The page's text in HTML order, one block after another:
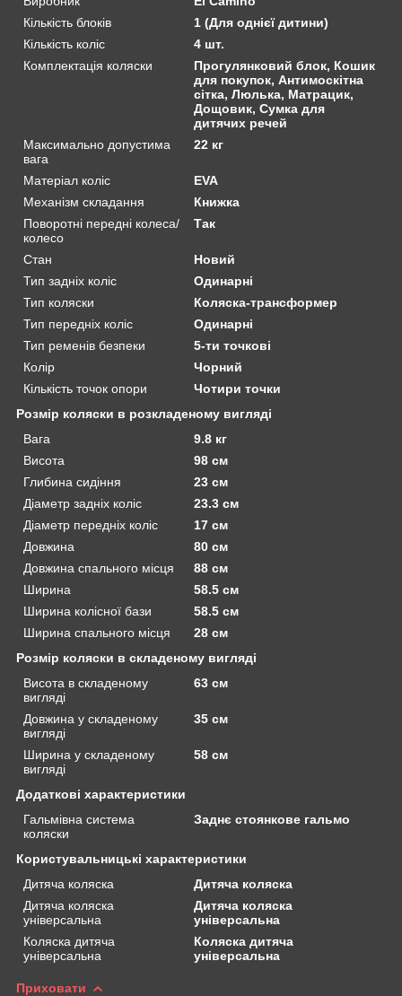
Кількість блоків
1 (Для однієї дитини)
Кількість коліс
4 шт.
Комплектація коляски
Прогулянковий блок, Кошик
для покупок, Антимоскітна
сітка, Люлька, Матрацик,
Дощовик, Сумка для
дитячих речей
Максимально допустима
вага
22 кг
Матеріал коліс
EVA
Механізм складання
Книжка
Поворотні передні колеса/
колесо
Так
Стан
Новий
Тип задніх коліс
Одинарні
Тип коляски
Коляска-трансформер
Тип передніх коліс
Одинарні
Тип ременів безпеки
5-ти точкові
Колір
Чорний
Кількість точок опори
Чотири точки
Розмір коляски в розкладеному вигляді
Вага
9.8 кг
Висота
98 см
Глибина сидіння
23 см
Діаметр задніх коліс
23.3 см
Діаметр передніх коліс
17 см
Довжина
80 см
Довжина спального місця
88 см
Ширина
58.5 см
Ширина колісної бази
58.5 см
Ширина спального місця
28 см
Розмір коляски в складеному вигляді
Висота в складеному
вигляді
63 см
Довжина у складеному
вигляді
35 см
Ширина у складеному
вигляді
58 см
Додаткові характеристики
Гальмівна система
коляски
Заднє стоянкове гальмо
Користувальницькі характеристики
Дитяча коляска
Дитяча коляска
Дитяча коляска
універсальна
Дитяча коляска
універсальна
Коляска дитяча
універсальна
Коляска дитяча
універсальна
Приховати